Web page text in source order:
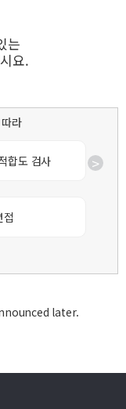
는
요.
라
합도 검사
접
later.